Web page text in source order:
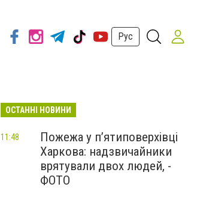
Рус
ОСТАННІ НОВИНИ
Пожежа у п’ятиповерхівці
Харкова: надзвичайники
врятували двох людей, -
ФОТО
11:48